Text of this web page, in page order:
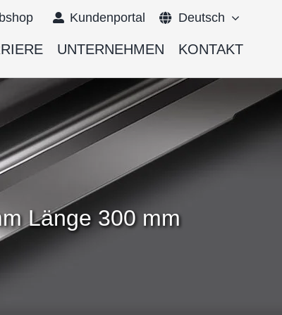
Kundenportal Deutsch
English
Français
UNTERNEHMEN KONTAKT
Länge 300 mm